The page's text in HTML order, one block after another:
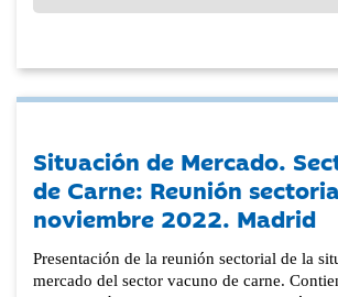
Situación de Mercado.
de Carne: Reunión
noviembre 2022. Madrid
Presentación de la reunión sectorial de la
mercado del sector vacuno de carne.